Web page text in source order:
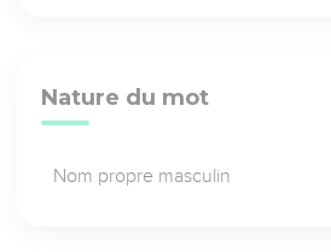
Nature du mot
Nom propre masculin